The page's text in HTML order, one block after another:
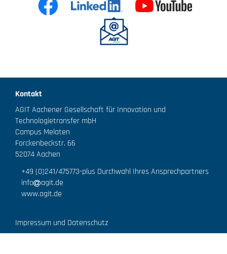
Kontakt
AGIT Aachener Gesellschaft für Innovation und
Technologietransfer mbH
Campus Melaten
Forckenbeckstr. 66
52074 Aachen
+49 (0)241/475773-plus Durchwahl Ihres Ansprechpartners
info
agit.de
www.agit.de
Impressum und Datenschutz